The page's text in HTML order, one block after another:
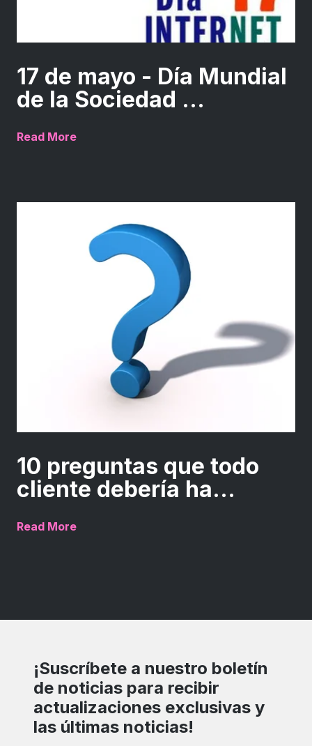
17 de mayo - Día Mundial
de la Sociedad ...
Read More
10 preguntas que todo
cliente debería ha...
Read More
¡Suscríbete a nuestro boletín
de noticias para recibir
actualizaciones exclusivas y
las últimas noticias!